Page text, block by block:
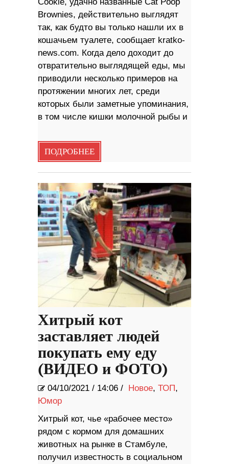
Brownies, действительно выглядят
так, как будто вы только нашли их в
кошачьем туалете, сообщает kratko-
news.com. Когда дело доходит до
отвратительно выглядящей еды, мы
приводили несколько примеров на
протяжении многих лет, среди
которых были заметные упоминания,
в том числе кишки молочной рыбы и
ПОДРОБНЕЕ
Хитрый кот
заставляет людей
покупать ему еду
(ВИДЕО и ФОТО)
04/10/2021 / 14:06 / Новое, ТОП,
Юмор
Хитрый кот, чье «рабочее место»
рядом с кормом для домашних
животных на рынке в Стамбуле,
получил известность в социальном